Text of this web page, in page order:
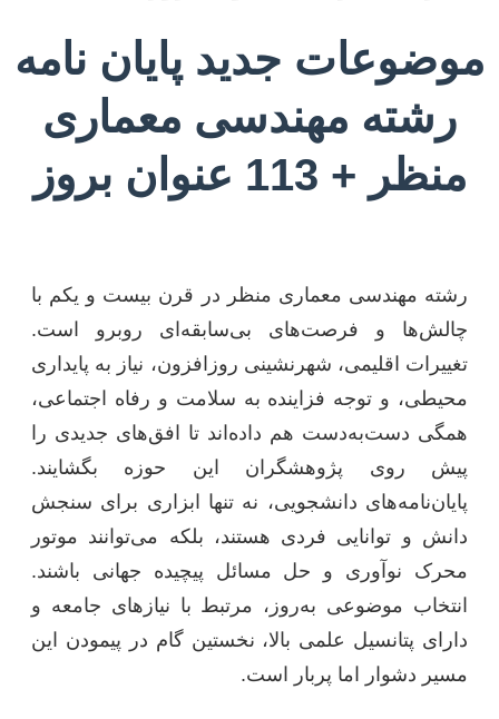
موضوعات جدید پایان نامه
رشته مهندسی معماری
منظر + 113 عنوان بروز
رشته مهندسی معماری منظر در قرن بیست و یکم با
چالش‌ها و فرصت‌های بی‌سابقه‌ای روبرو است.
تغییرات اقلیمی، شهرنشینی روزافزون، نیاز به پایداری
محیطی، و توجه فزاینده به سلامت و رفاه اجتماعی،
همگی دست‌به‌دست هم داده‌اند تا افق‌های جدیدی را
پیش روی پژوهشگران این حوزه بگشایند.
پایان‌نامه‌های دانشجویی، نه تنها ابزاری برای سنجش
دانش و توانایی فردی هستند، بلکه می‌توانند موتور
محرک نوآوری و حل مسائل پیچیده جهانی باشند.
انتخاب موضوعی به‌روز، مرتبط با نیازهای جامعه و
دارای پتانسیل علمی بالا، نخستین گام در پیمودن این
مسیر دشوار اما پربار است.